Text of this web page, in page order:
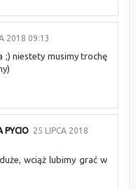
2018 09:13
niestety musimy trochę
PYCIO 25 LIPCA 2018
wciąż lubimy grać w